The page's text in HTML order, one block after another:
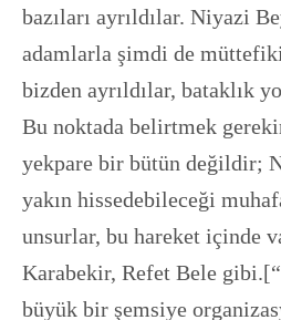
bazıları ayrıldılar. Niyazi
adamlarla şimdi de
bizden ayrıldılar, bataklık
Bu noktada belirtmek
yekpare bir bütün değildir;
yakın hissedebileceği
unsurlar, bu hareket içinde
Karabekir, Refet Bele
büyük bir şemsiye